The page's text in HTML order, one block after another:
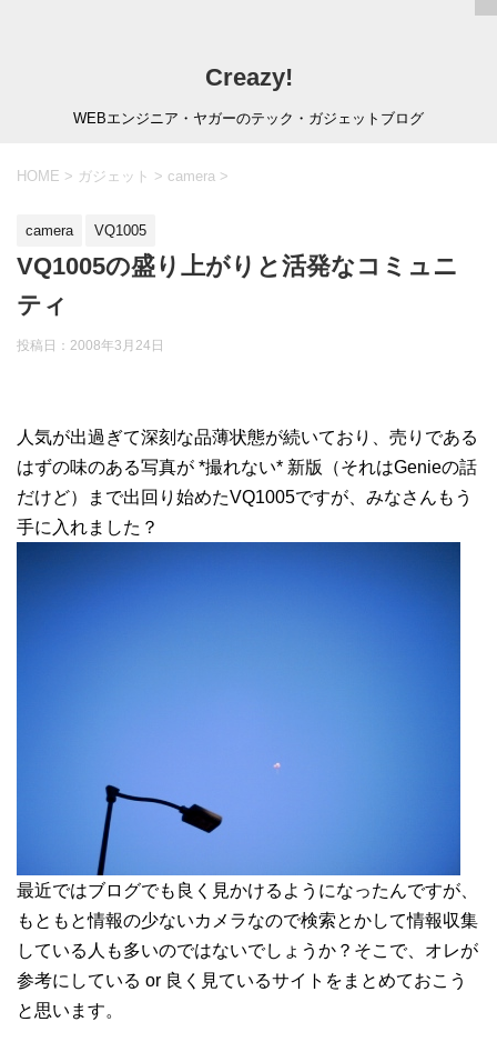
Creazy!
WEBエンジニア・ヤガーのテック・ガジェットブログ
HOME > ガジェット > camera >
camera VQ1005
VQ1005の盛り上がりと活発なコミュニ
ティ
投稿日： 2008年3月24日
人気が出過ぎて深刻な品薄状態が続いており、売りである
はずの味のある写真が *撮れない* 新版（それはGenieの話
だけど）まで出回り始めたVQ1005ですが、みなさんもう
手に入れました？
最近ではブログでも良く見かけるようになったんですが、
もともと情報の少ないカメラなので検索とかして情報収集
している人も多いのではないでしょうか？そこで、オレが
参考にしている or 良く見ているサイトをまとめておこう
と思います。